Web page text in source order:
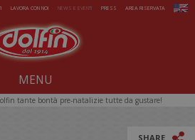
LAVORA CON NOI NEWS E EVENTI PRESS AREA RISERVATA
Noi dal 1914
MENU
tante bontà pre-natalizie tutte da gustare!
SHARE